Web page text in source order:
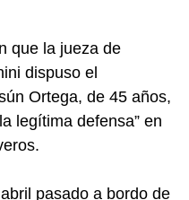
que la jueza de
dispuso el
Ortega, de 45 años,
legítima defensa” en
pasado a bordo de